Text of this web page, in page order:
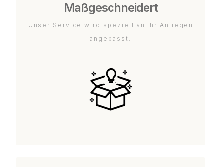
Maßgeschneidert
Unser Service wird speziell an Ihr Anliegen
angepasst.